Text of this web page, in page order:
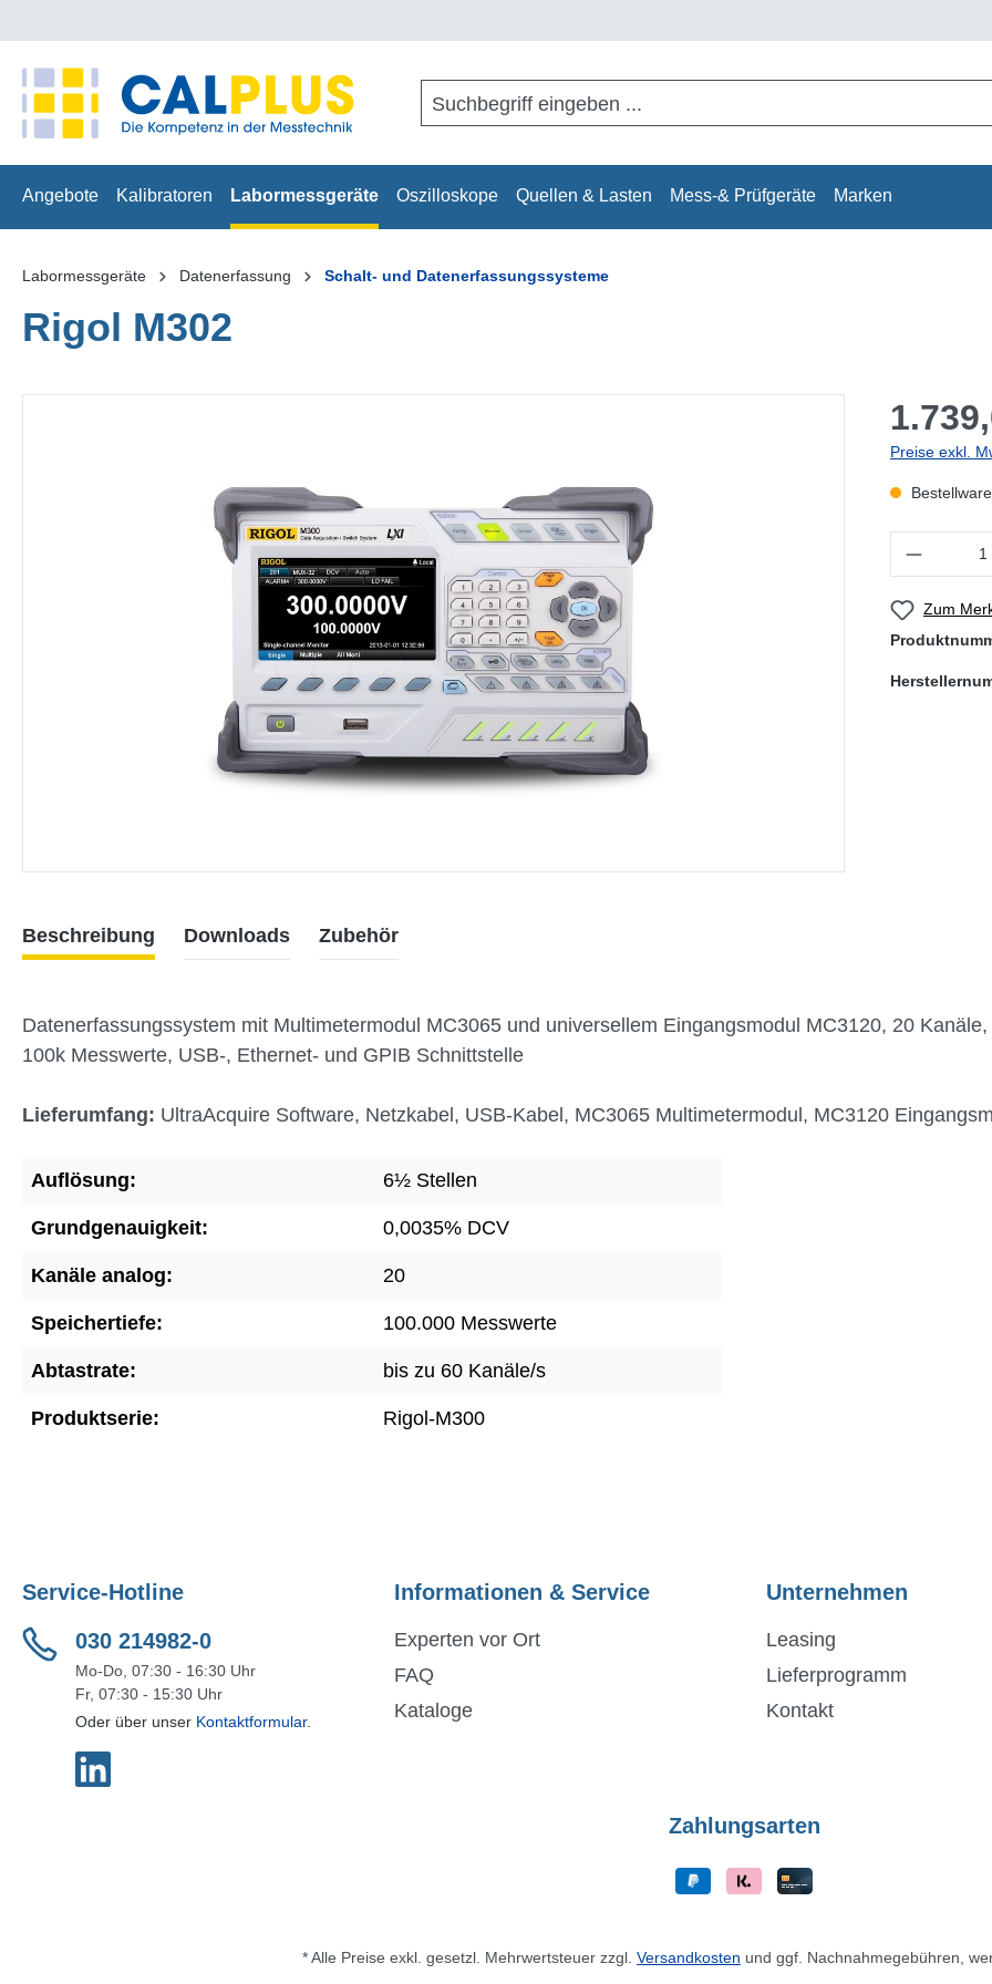
Angebote Kalibratoren Labormessgeräte Oszilloskope Quellen & Lasten Mess-& Prüfgeräte Marken
Labormessgeräte Datenerfassung Schalt- und Datenerfassungssysteme
Rigol M302
Preise exkl.
Zum
Beschreibung Downloads Zubehör
Datenerfassungssystem mit Multimetermodul MC3065 und universellem Eingangsmodul MC3120, 20 Kanäle,
100k Messwerte, USB-, Ethernet- und GPIB Schnittstelle
Lieferumfang: UltraAcquire Software, Netzkabel, USB-Kabel, MC3065 Multimetermodul, MC3120
Auflösung: 6½ Stellen
Grundgenauigkeit: 0,0035% DCV
Kanäle analog: 20
Speichertiefe: 100.000 Messwerte
Abtastrate: bis zu 60 Kanäle/s
Produktserie: Rigol-M300
Service-Hotline
030 214982-0
Mo-Do, 07:30 - 16:30 Uhr
Fr, 07:30 - 15:30 Uhr
Oder über unser Kontaktformular.
Informationen & Service
Experten vor Ort
FAQ
Kataloge
Unternehmen
Leasing
Lieferprogramm
Kontakt
Zahlungsarten
* Alle Preise exkl. gesetzl. Mehrwertsteuer zzgl. Versandkosten und ggf. Nachnahmegebühren,